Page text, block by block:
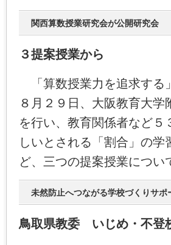
関西算数授業研究会が公開研究会
３提案授業から
「算数授業力を追求する
８月２９日、大阪教育大
を行い、教育関係者など
しいとされる「割合」の
ど、三つの提案授業につい
未然防止へつながる学校づくりサポ
鳥取県教委 いじめ・不登